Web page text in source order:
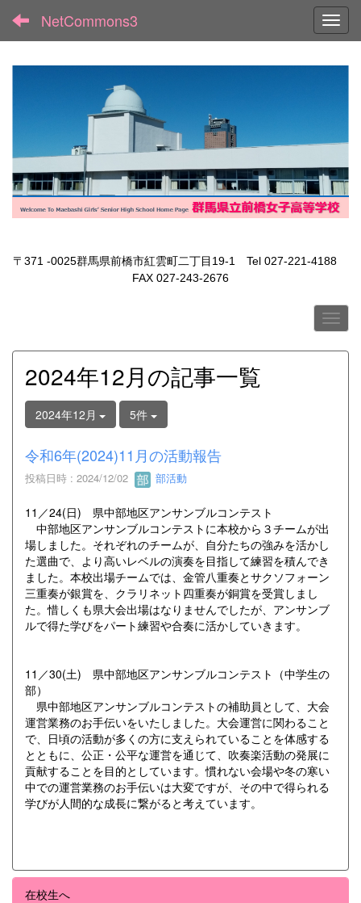
NetCommons3
〒371 -0025群馬県前橋市紅雲町二丁目19-1 Tel 027-221-4188
FAX 027-243-2676
2024年12月の記事一覧
2024年12月 5件
令和6年(2024)11月の活動報告
投稿日時 : 2024/12/02 部活動
11／24(日) 県中部地区アンサンブルコンテスト
中部地区アンサンブルコンテストに本校から３チームが出
場しました。それぞれのチームが、自分たちの強みを活かし
た選曲で、より高いレベルの演奏を目指して練習を積んでき
ました。本校出場チームでは、金管八重奏とサクソフォーン
三重奏が銀賞を、クラリネット四重奏が銅賞を受賞しまし
た。惜しくも県大会出場はなりませんでしたが、アンサンブ
ルで得た学びをパート練習や合奏に活かしていきます。
11／30(土) 県中部地区アンサンブルコンテスト（中学生の
部）
県中部地区アンサンブルコンテストの補助員として、大会
運営業務のお手伝いをいたしました。大会運営に関わること
で、日頃の活動が多くの方に支えられていることを体感する
とともに、公正・公平な運営を通じて、吹奏楽活動の発展に
貢献することを目的としています。慣れない会場や冬の寒い
中での運営業務のお手伝いは大変ですが、その中で得られる
学びが人間的な成長に繋がると考えています。
在校生へ